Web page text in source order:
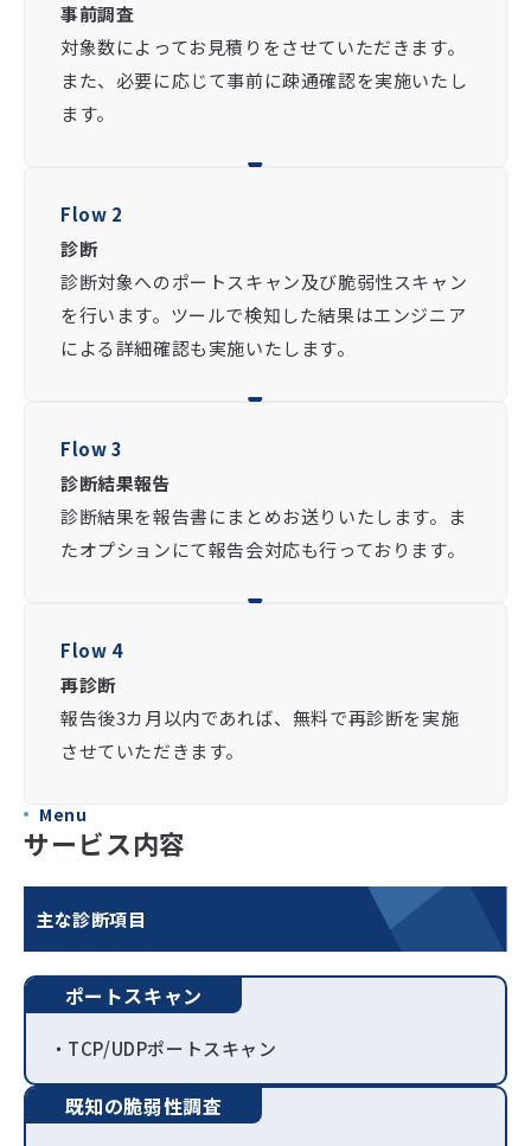
事前調査
対象数によってお見積りをさせていただきます。
また、必要に応じて事前に疎通確認を実施いたし
ます。
Flow 2
診断
診断対象へのポートスキャン及び脆弱性スキャン
を行います。ツールで検知した結果はエンジニア
による詳細確認も実施いたします。
Flow 3
診断結果報告
診断結果を報告書にまとめお送りいたします。ま
たオプションにて報告会対応も行っております。
Flow 4
再診断
報告後3カ月以内であれば、無料で再診断を実施
させていただきます。
Menu
サービス内容
主な診断項目
ポートスキャン
・TCP/UDPポートスキャン
既知の脆弱性調査